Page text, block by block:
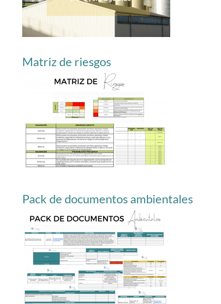
Matriz de riesgos
Pack de documentos ambientales